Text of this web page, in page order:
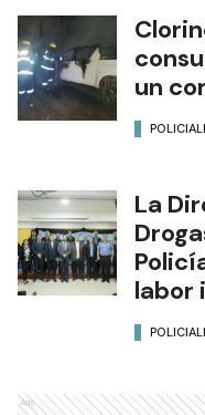
un
La
labor
Ads